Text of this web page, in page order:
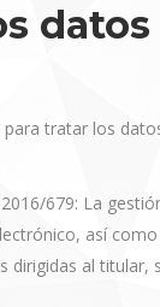
datos
para tratar los
679: La
así
al titular,